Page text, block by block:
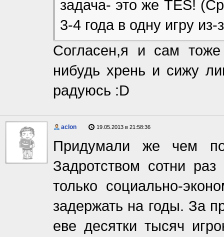
задача- это же TES!
3-4 года в одну игру
Согласен,я и сам
нибудь хрень и сижу
радуюсь :D
aclon 19.05.2013 в 21:58:36
Придумали же чем
Задротством сотни
только социально-
задержать на годы. За
еве десятки тысяч